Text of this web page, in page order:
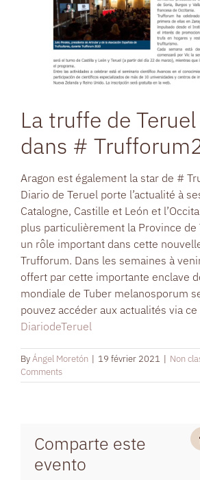
La truffe de
dans #
Aragon est également la star de #
Diario de Teruel porte l’actualité à
Catalogne, Castille et León et
plus particulièrement la Province
un rôle important dans cette
Trufforum. Dans les semaines à
offert par cette importante enclave
mondiale de Tuber melanosporum
pouvez accéder aux actualités via ce
DiariodeTeruel
ByÁngel Moretón | 19 février 2021 | Non
Comments
Comparte este
evento